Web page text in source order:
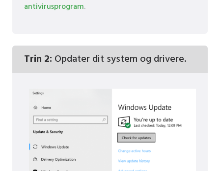
antivirusprogram.
Trin 2: Opdater dit system og drivere.